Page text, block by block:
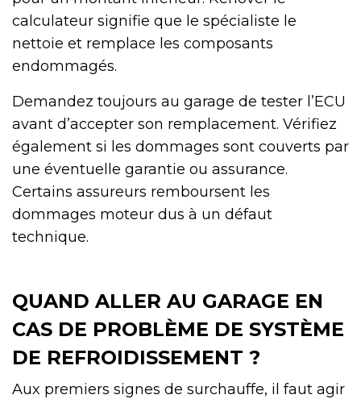
calculateur signifie que le spécialiste le
nettoie et remplace les composants
endommagés.
Demandez toujours au garage de tester l’ECU
avant d’accepter son remplacement. Vérifiez
également si les dommages sont couverts par
une éventuelle garantie ou assurance.
Certains assureurs remboursent les
dommages moteur dus à un défaut
technique.
QUAND ALLER AU GARAGE EN
CAS DE PROBLÈME DE SYSTÈME
DE REFROIDISSEMENT ?
Aux premiers signes de surchauffe, il faut agir